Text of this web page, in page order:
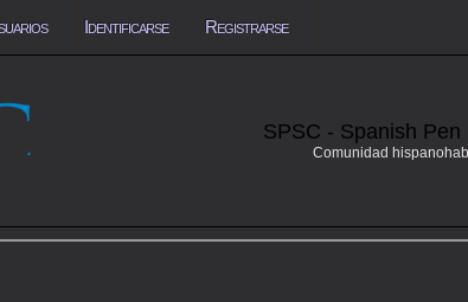
Identificarse Registrarse
SPSC - Spanish
Comunidad